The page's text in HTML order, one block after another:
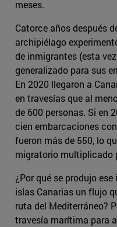
meses.
Catorce años después
archipiélago
de inmigrantes (esta
generalizado para sus
En 2020 llegaron a
en travesías que al
de 600 personas. Si en
cien embarcaciones
fueron más de 550, lo
migratorio multiplicado
¿Por qué se produjo
islas Canarias un flujo
ruta del Mediterráneo?
travesía marítima para